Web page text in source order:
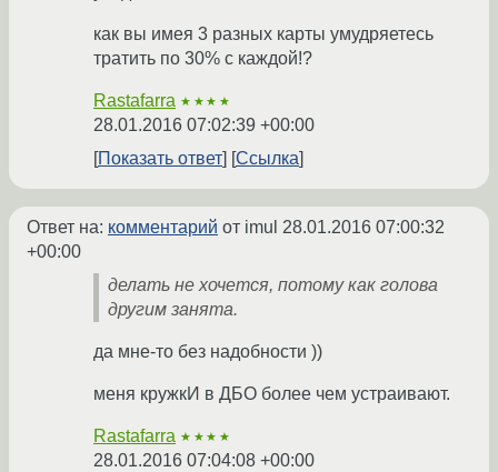
как вы имея 3 разных карты умудряетесь
тратить по 30% с каждой!?
Rastafarra ★★★★
28.01.2016 07:02:39 +00:00
Показать ответ
Ссылка
Ответ на: комментарий от imul 28.01.2016 07:00:32
+00:00
делать не хочется, потому как голова
другим занята.
да мне-то без надобности ))
меня кружкИ в ДБО более чем устраивают.
Rastafarra ★★★★
28.01.2016 07:04:08 +00:00